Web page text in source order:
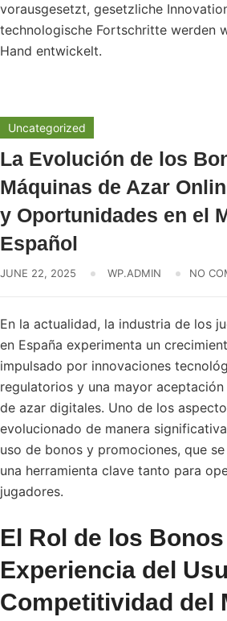
vorausgesetzt, gesetzliche
technologische Fortschritte werden
Hand entwickelt.
Uncategorized
La Evolución de los
Máquinas de Azar
y Oportunidades en el
Español
JUNE 22, 2025 WP.ADMIN NO
En la actualidad, la industria de los
en España experimenta un
impulsado por innovaciones
regulatorios y una mayor
de azar digitales. Uno de los
evolucionado de manera
uso de bonos y promociones, que
una herramienta clave tanto para
jugadores.
El Rol de los
Experiencia del
Competitividad del